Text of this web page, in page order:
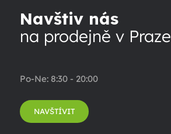
Navštiv nás
na prodejně v Praze
Po-Ne: 8:30 - 20:00
NAVŠTÍVIT